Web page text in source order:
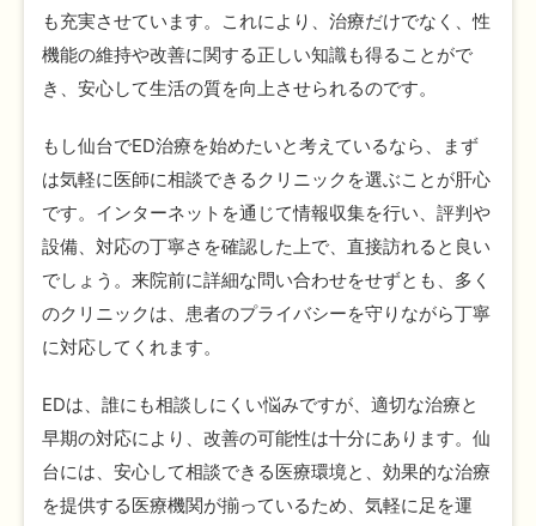
も充実させています。これにより、治療だけでなく、性
機能の維持や改善に関する正しい知識も得ることがで
き、安心して生活の質を向上させられるのです。
もし仙台でED治療を始めたいと考えているなら、まず
は気軽に医師に相談できるクリニックを選ぶことが肝心
です。インターネットを通じて情報収集を行い、評判や
設備、対応の丁寧さを確認した上で、直接訪れると良い
でしょう。来院前に詳細な問い合わせをせずとも、多く
のクリニックは、患者のプライバシーを守りながら丁寧
に対応してくれます。
EDは、誰にも相談しにくい悩みですが、適切な治療と
早期の対応により、改善の可能性は十分にあります。仙
台には、安心して相談できる医療環境と、効果的な治療
を提供する医療機関が揃っているため、気軽に足を運